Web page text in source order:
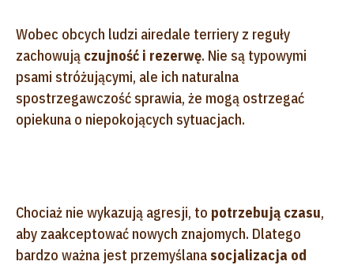
Wobec obcych ludzi airedale terriery z reguły
zachowują czujność i rezerwę. Nie są typowymi
psami stróżującymi, ale ich naturalna
spostrzegawczość sprawia, że mogą ostrzegać
opiekuna o niepokojących sytuacjach.
Chociaż nie wykazują agresji, to potrzebują czasu,
aby zaakceptować nowych znajomych. Dlatego
bardzo ważna jest przemyślanasocjalizacja od